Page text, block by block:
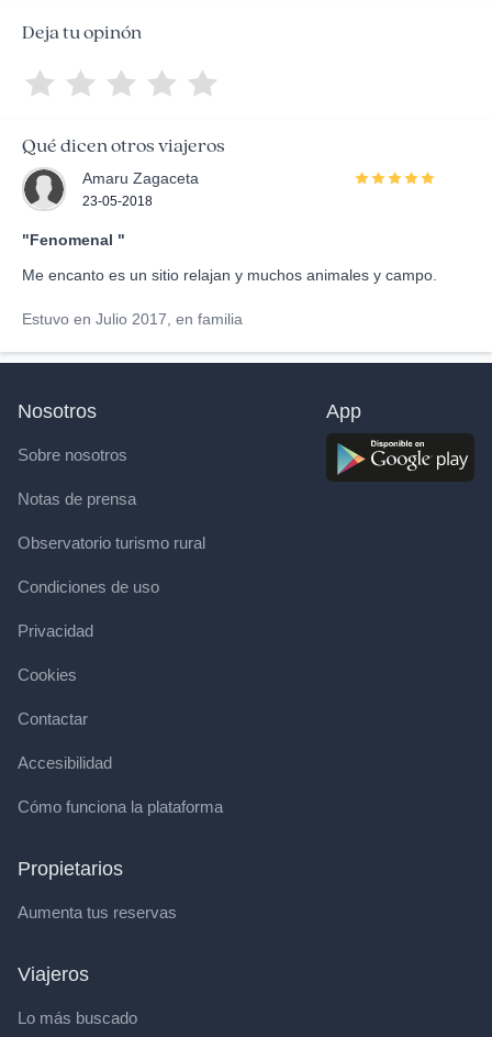
Deja tu opinón
Qué dicen otros viajeros
Amaru Zagaceta
23-05-2018
"Fenomenal "
Me encanto es un sitio relajan y muchos animales y campo.
Estuvo en Julio 2017, en familia
Nosotros
Sobre nosotros
Notas de prensa
Observatorio turismo rural
Condiciones de uso
Privacidad
Cookies
Contactar
Accesibilidad
Cómo funciona la plataforma
Propietarios
Aumenta tus reservas
Viajeros
Lo más buscado
App